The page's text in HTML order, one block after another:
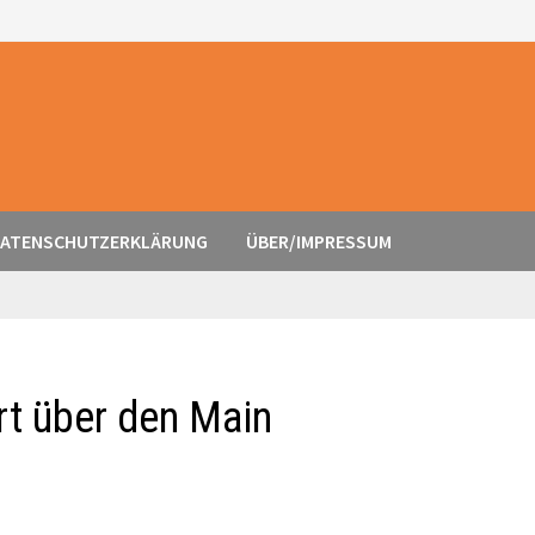
ÜBER/IMPRESSUM
über den Main